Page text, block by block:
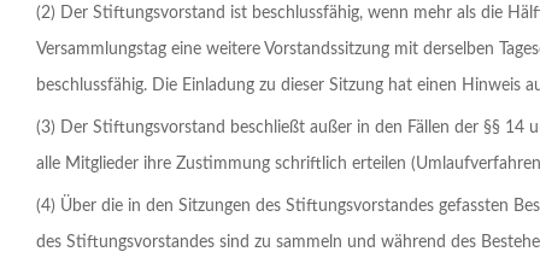
(2) Der Stiftungsvorstand ist beschlussfähig, wenn mehr als die
Versammlungstag eine weitere Vorstandssitzung mit derselben
beschlussfähig. Die Einladung zu dieser Sitzung hat einen Hinweis
(3) Der Stiftungsvorstand beschließt außer in den Fällen der §§ 14
alle Mitglieder ihre Zustimmung schriftlich erteilen
(4) Über die in den Sitzungen des Stiftungsvorstandes gefassten
des Stiftungsvorstandes sind zu sammeln und während des